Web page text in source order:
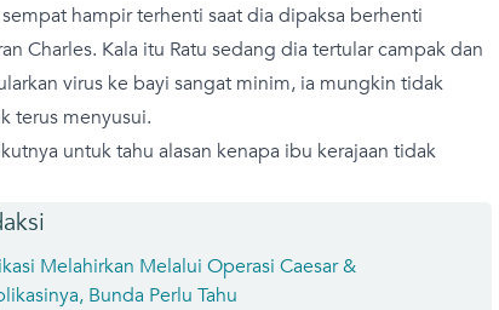
hampir terhenti saat dia dipaksa berhenti
Charles. Kala itu Ratu sedang dia tertular campak dan
virus ke bayi sangat minim, ia mungkin tidak
terus menyusui.
untuk tahu alasan kenapa ibu kerajaan tidak
Melahirkan Melalui Operasi Caesar &
Bunda Perlu Tahu